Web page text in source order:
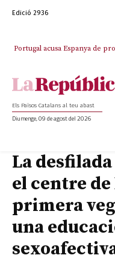
Edició 2936
Portugal acusa Espanya de
Els Països Catalans al teu abast
Diumenge, 09 de agost del 2026
La
el centre
primera
una